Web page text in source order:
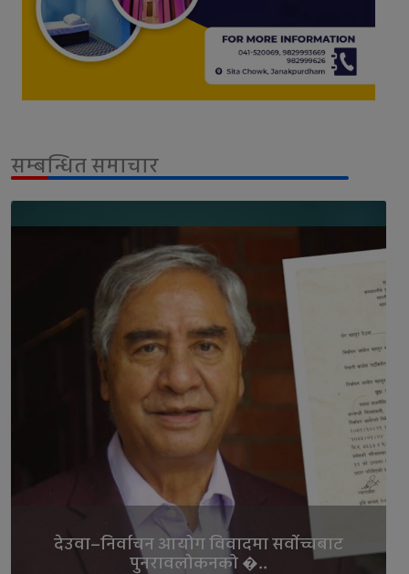
सम्बन्धित समाचार
देउवा–निर्वाचन आयोग विवादमा सर्वोच्चबाट
पुनरावलोकनको �..